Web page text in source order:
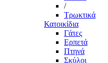
/
Τρωκτικά
Κατοικίδια
Γάτες
Ερπετά
Πτηνά
Σκύλοι